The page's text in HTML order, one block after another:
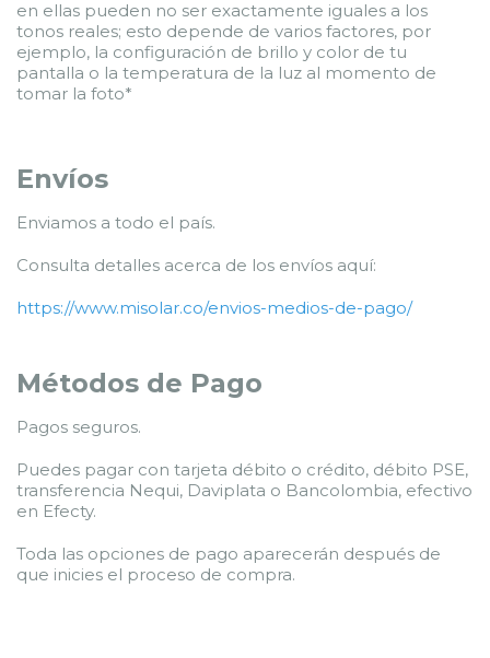
en ellas pueden no ser exactamente iguales a los
tonos reales; esto depende de varios factores, por
ejemplo, la configuración de brillo y color de tu
pantalla o la temperatura de la luz al momento de
tomar la foto*
Envíos
Enviamos a todo el país.
Consulta detalles acerca de los envíos aquí:
https://www.misolar.co/envios-medios-de-pago/
Métodos de Pago
Pagos seguros.
Puedes pagar con tarjeta débito o crédito, débito PSE,
transferencia Nequi, Daviplata o Bancolombia, efectivo
en Efecty.
Toda las opciones de pago aparecerán después de
que inicies el proceso de compra.